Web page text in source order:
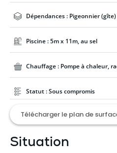
Dépendances : Pigeonnier
Piscine : 5m x 11m, au sel
Chauffage : Pompe à chaleur,
Statut : Sous compromis
Télécharger le plan de
Situation